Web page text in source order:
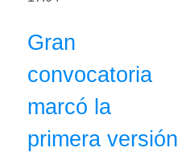
Gran
convocatoria
marcó la
primera versión